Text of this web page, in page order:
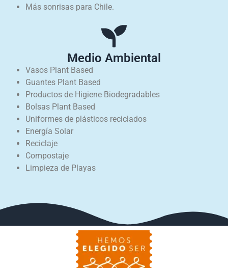
Más sonrisas para Chile.
Medio Ambiental
Vasos Plant Based
Guantes Plant Based
Productos de Higiene Biodegradables
Bolsas Plant Based
Uniformes de plásticos reciclados
Energía Solar
Reciclaje
Compostaje
Limpieza de Playas